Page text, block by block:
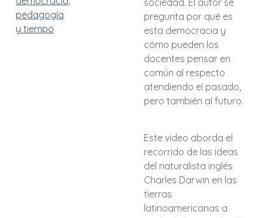
pedagogía
y tiempo
sociedad. El autor se
pregunta por qué es
esta democracia y
cómo pueden los
docentes pensar en
común al respecto
atendiendo el pasado,
pero también al futuro.
Este video aborda el
recorrido de las ideas
del naturalista inglés
Charles Darwin en las
tierras
latinoamericanas a